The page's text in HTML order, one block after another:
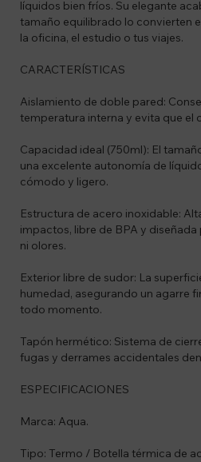
líquidos bien fríos. Su elegante
tamaño equilibrado lo convierten
la oficina, el estudio o tus viajes.
CARACTERÍSTICAS
Aislamiento de doble pared:
temperatura interna y evita que el
Capacidad ideal (750ml): El
una excelente autonomía de
cómodo y ligero.
Estructura de acero inoxidable:
impactos, libre de BPA y
ni olores.
Exterior libre de sudor: La
humedad, asegurando un agarre
todo momento.
Tapón hermético: Sistema de
fugas y derrames accidentales
ESPECIFICACIONES
Marca: Aqua.
Tipo: Termo / Botella térmica de